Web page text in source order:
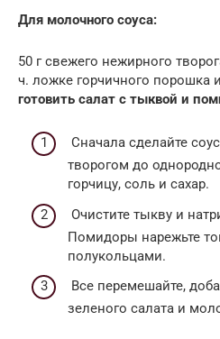
Для молочного соуса:
50 г свежего нежирного
ч. ложке горчичного порошка
готовить салат с тыквой и
Сначала сделайте
творогом до
горчицу, соль и сахар.
Очистите тыкву и
Помидоры нарежьте
полукольцами.
Все перемешайте,
зеленого салата и